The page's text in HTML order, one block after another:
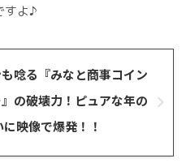
すよ♪
唸る『みなと商事コイン
の破壊力！ピュアな年の
映像で爆発！！